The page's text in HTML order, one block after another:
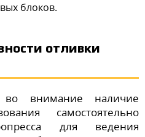
блоков.
отливки
внимание наличие
самостоятельно
для ведения